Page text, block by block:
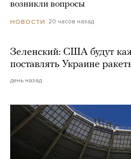
возникли вопросы
НОВОСТИ 20 часов назад
Зеленский: США будут
поставлять Украине
день назад